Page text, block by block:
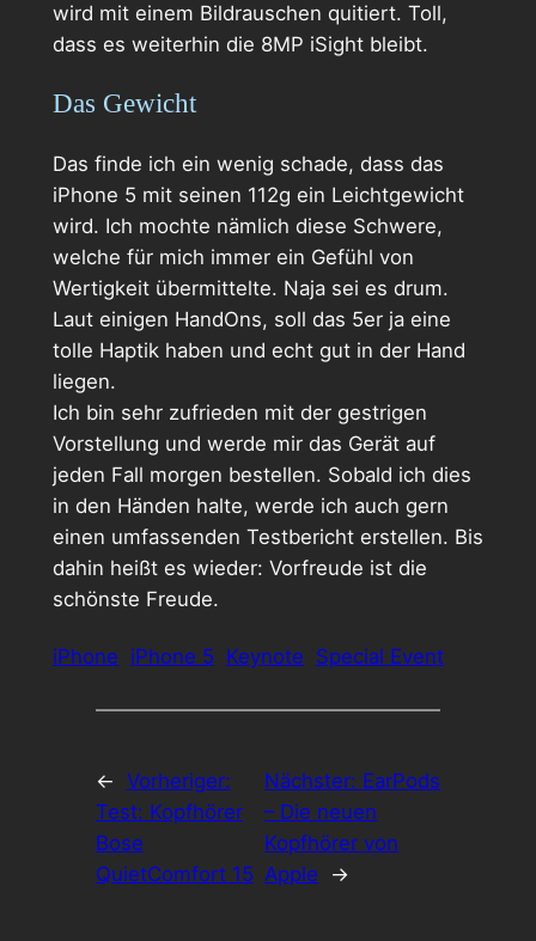
wird mit einem Bildrauschen quitiert. Toll,
dass es weiterhin die 8MP iSight bleibt.
Das Gewicht
Das finde ich ein wenig schade, dass das
iPhone 5 mit seinen 112g ein Leichtgewicht
wird. Ich mochte nämlich diese Schwere,
welche für mich immer ein Gefühl von
Wertigkeit übermittelte. Naja sei es drum.
Laut einigen HandOns, soll das 5er ja eine
tolle Haptik haben und echt gut in der Hand
liegen.
Ich bin sehr zufrieden mit der gestrigen
Vorstellung und werde mir das Gerät auf
jeden Fall morgen bestellen. Sobald ich dies
in den Händen halte, werde ich auch gern
einen umfassenden Testbericht erstellen. Bis
dahin heißt es wieder: Vorfreude ist die
schönste Freude.
iPhone iPhone 5 Keynote Special Event
← Vorheriger:
Test: Kopfhörer
Bose
QuietComfort 15
Nächster: EarPods
– Die neuen
Kopfhörer von
Apple
→